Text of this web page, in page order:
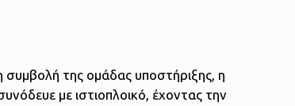
συμβολή της ομάδας υποστήριξης, η
με ιστιοπλοικό, έχοντας την